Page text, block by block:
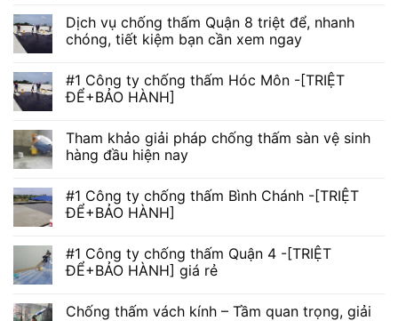
Dịch vụ chống thấm Quận 8 triệt để, nhanh
chóng, tiết kiệm bạn cần xem ngay
#1 Công ty chống thấm Hóc Môn -[TRIỆT
ĐỂ+BẢO HÀNH]
Tham khảo giải pháp chống thấm sàn vệ sinh
hàng đầu hiện nay
#1 Công ty chống thấm Bình Chánh -[TRIỆT
ĐỂ+BẢO HÀNH]
#1 Công ty chống thấm Quận 4 -[TRIỆT
ĐỂ+BẢO HÀNH] giá rẻ
Chống thấm vách kính – Tầm quan trọng, giải